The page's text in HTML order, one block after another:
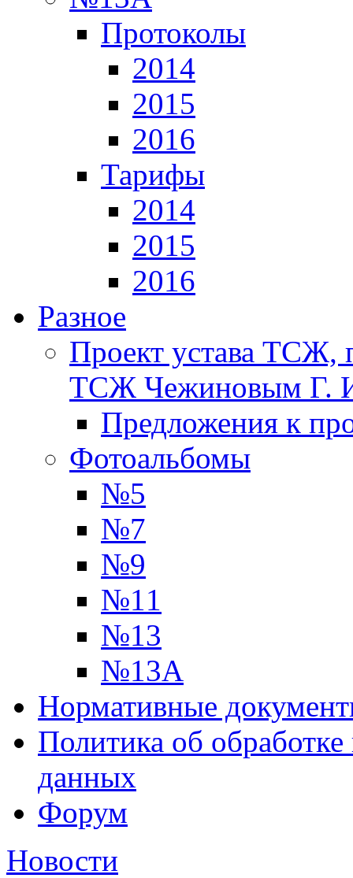
Протоколы
2014
2015
2016
Тарифы
2014
2015
2016
Разное
Проект устава ТСЖ,
ТСЖ Чежиновым Г.
Предложения к
Фотоальбомы
№5
№7
№9
№11
№13
№13А
Нормативные
Политика об
данных
Форум
Новости